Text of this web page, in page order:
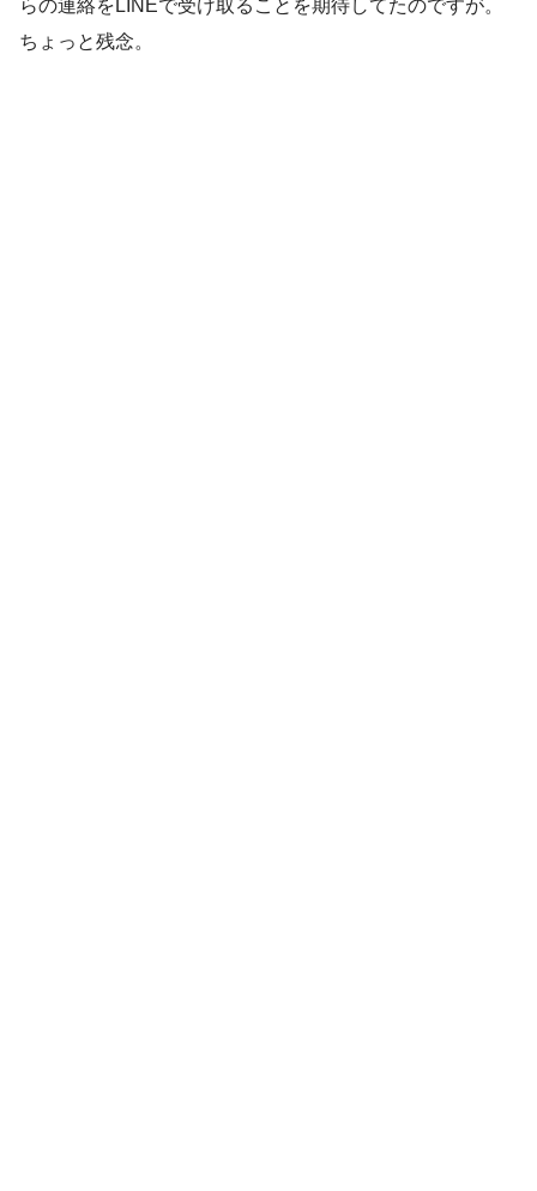
らの連絡をLINEで受け取ることを期待してたのですが。
ちょっと残念。